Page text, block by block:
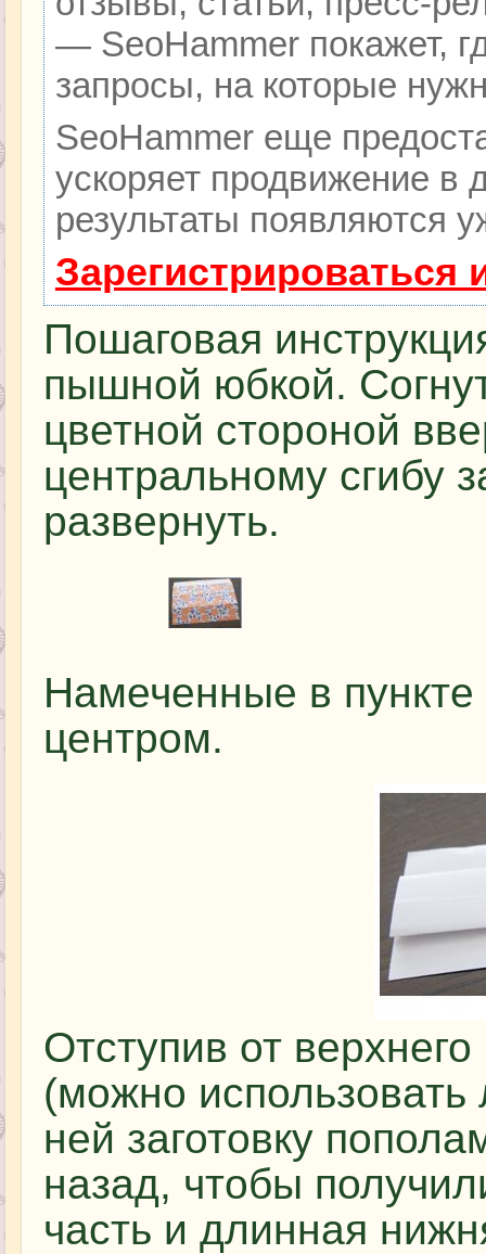
— SeoHammer покажет,
запросы, на которые
SeoHammer еще
ускоряет продвижение в
результаты появляются
Пошаговая
пышной юбкой.
цветной стороной
центральному сгибу
развернуть.
Намеченные в пункте
центром.
Отступив от
(можно использовать
ней заготовку
назад, чтобы
часть и длинная